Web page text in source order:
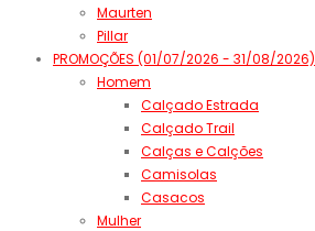
Maurten
Pillar
PROMOÇÕES (01/07/2026 - 31/08/2026)
Homem
Calçado Estrada
Calçado Trail
Calças e Calções
Camisolas
Casacos
Mulher